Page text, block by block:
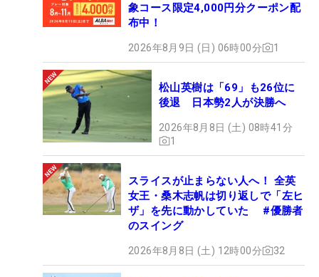
象コース限定4,000円分クーポン配
布中！
2026年8月9日 (日) 06時00分 1
松山英樹は「69」も26位に
後退 日本勢2人が決勝へ
2026年8月8日 (土) 08時41分
1
スライスが止まらない人へ！ 全英
女王・桑木志帆は切り返しで「左ヒ
ザ」を先に動かしていた #優勝者
のスイング
2026年8月8日 (土) 12時00分 32